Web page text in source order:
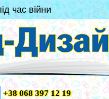
час війни
+38 068 397 12 19